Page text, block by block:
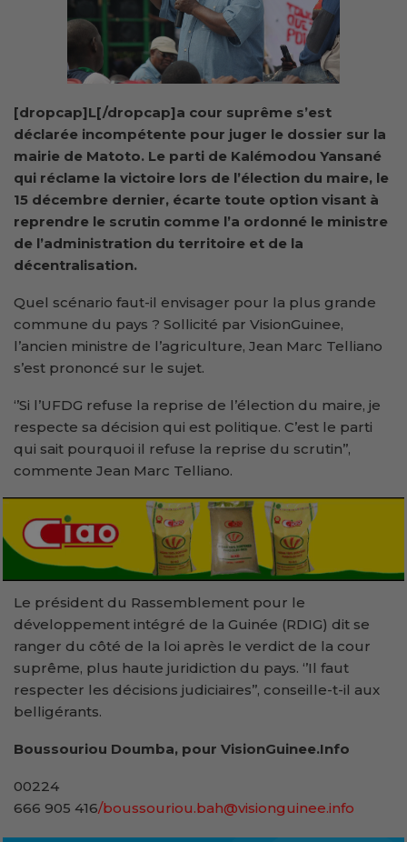
[dropcap]L[/dropcap]a cour suprême s’est
déclarée incompétente pour juger le dossier sur la
mairie de Matoto. Le parti de Kalémodou Yansané
qui réclame la victoire lors de l’élection du maire, le
15 décembre dernier, écarte toute option visant à
reprendre le scrutin comme l’a ordonné le ministre
de l’administration du territoire et de la
décentralisation.
Quel scénario faut-il envisager pour la plus grande
commune du pays ? Sollicité par VisionGuinee,
l’ancien ministre de l’agriculture, Jean Marc Telliano
s’est prononcé sur le sujet.
‘’Si l’UFDG refuse la reprise de l’élection du maire, je
respecte sa décision qui est politique. C’est le parti
qui sait pourquoi il refuse la reprise du scrutin’’,
commente Jean Marc Telliano.
Le président du Rassemblement pour le
développement intégré de la Guinée (RDIG) dit se
ranger du côté de la loi après le verdict de la cour
suprême, plus haute juridiction du pays. ‘’Il faut
respecter les décisions judiciaires’’, conseille-t-il aux
belligérants.
Boussouriou Doumba, pour VisionGuinee.Info
00224
666 905 416/boussouriou.bah@visionguinee.info